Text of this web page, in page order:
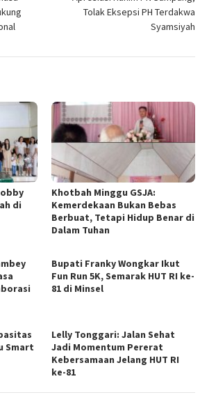
Tolak Eksepsi PH Terdakwa
Syamsiyah
di
Khotbah Minggu GSJA:
Kemerdekaan Bukan Bebas
Berbuat, Tetapi Hidup Benar di
Dalam Tuhan
Bupati Franky Wongkar Ikut
Fun Run 5K, Semarak HUT RI ke-
81 di Minsel
Smart
Lelly Tonggari: Jalan Sehat
Jadi Momentum Pererat
Kebersamaan Jelang HUT RI
ke-81